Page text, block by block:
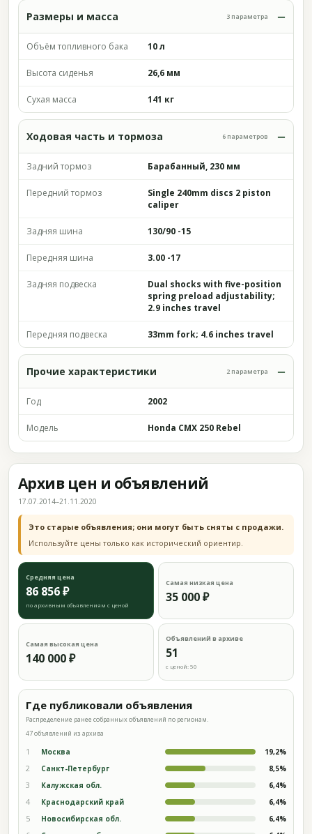
Размеры и масса 3 параметра
Объём топливного бака 10 л
Высота сиденья 26,6 мм
Сухая масса 141 кг
Ходовая часть и тормоза 6 параметров
Задний тормоз Барабанный, 230 мм
Передний тормоз
Single 240mm discs 2 piston
caliper
Задняя шина 130/90 -15
Передняя шина 3.00 -17
Задняя подвеска
Dual shocks with five-position
spring preload adjustability;
2.9 inches travel
Передняя подвеска 33mm fork; 4.6 inches travel
Прочие характеристики 2 параметра
Год 2002
Модель Honda CMX 250 Rebel
Архив цен и объявлений
17.07.2014–21.11.2020
Это старые объявления; они могут быть сняты с продажи.
Используйте цены только как исторический ориентир.
Средняя цена
86 856 ₽
по архивным объявлениям с ценой
Самая низкая цена
35 000 ₽
Самая высокая цена
140 000 ₽
Объявлений в архиве
51
с ценой: 50
Где публиковали объявления
Распределение ранее собранных объявлений по регионам.
47 объявлений из архива
1 Москва 19,2%
2 Санкт-Петербург 8,5%
3 Калужская обл. 6,4%
4 Краснодарский край 6,4%
5 Новосибирская обл. 6,4%